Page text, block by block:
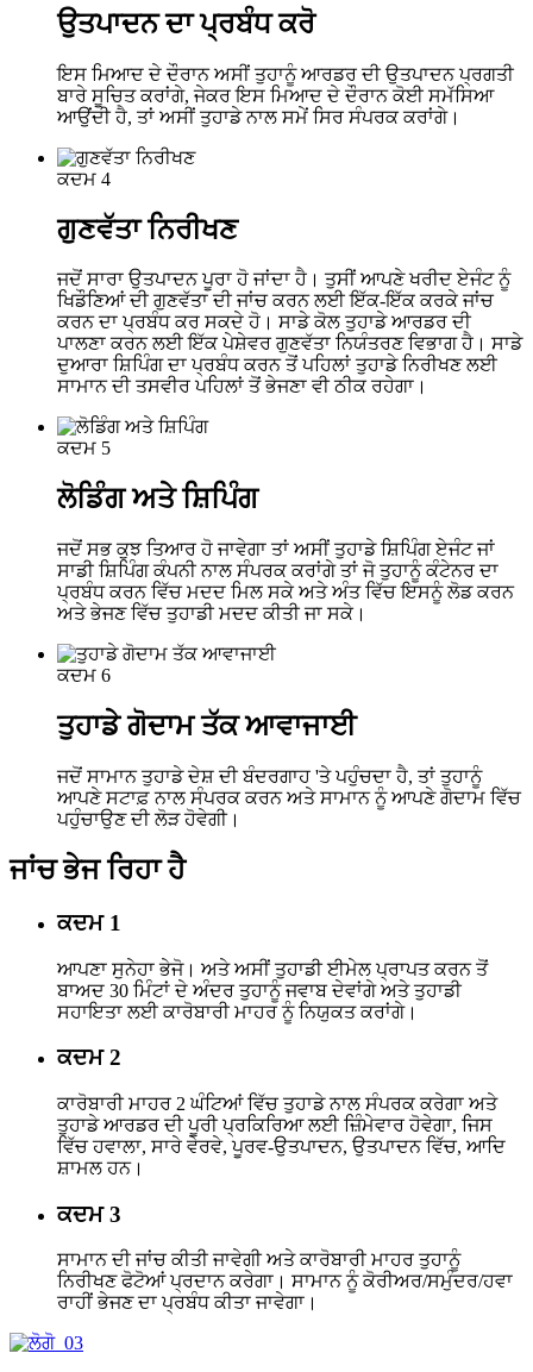
ਉਤਪਾਦਨ ਦਾ ਪ੍ਰਬੰਧ ਕਰੋ
ਇਸ ਮਿਆਦ ਦੇ ਦੌਰਾਨ ਅਸੀਂ ਤੁਹਾਨੂੰ ਆਰਡਰ ਦੀ ਉਤਪਾਦਨ ਪ੍ਰਗਤੀ
ਬਾਰੇ ਸੂਚਿਤ ਕਰਾਂਗੇ, ਜੇਕਰ ਇਸ ਮਿਆਦ ਦੇ ਦੌਰਾਨ ਕੋਈ ਸਮੱਸਿਆ
ਆਉਂਦੀ ਹੈ, ਤਾਂ ਅਸੀਂ ਤੁਹਾਡੇ ਨਾਲ ਸਮੇਂ ਸਿਰ ਸੰਪਰਕ ਕਰਾਂਗੇ।
ਕਦਮ 4
ਗੁਣਵੱਤਾ ਨਿਰੀਖਣ
ਜਦੋਂ ਸਾਰਾ ਉਤਪਾਦਨ ਪੂਰਾ ਹੋ ਜਾਂਦਾ ਹੈ। ਤੁਸੀਂ ਆਪਣੇ ਖਰੀਦ ਏਜੰਟ ਨੂੰ
ਖਿਡੌਣਿਆਂ ਦੀ ਗੁਣਵੱਤਾ ਦੀ ਜਾਂਚ ਕਰਨ ਲਈ ਇੱਕ-ਇੱਕ ਕਰਕੇ ਜਾਂਚ
ਕਰਨ ਦਾ ਪ੍ਰਬੰਧ ਕਰ ਸਕਦੇ ਹੋ। ਸਾਡੇ ਕੋਲ ਤੁਹਾਡੇ ਆਰਡਰ ਦੀ
ਪਾਲਣਾ ਕਰਨ ਲਈ ਇੱਕ ਪੇਸ਼ੇਵਰ ਗੁਣਵੱਤਾ ਨਿਯੰਤਰਣ ਵਿਭਾਗ ਹੈ। ਸਾਡੇ
ਦੁਆਰਾ ਸ਼ਿਪਿੰਗ ਦਾ ਪ੍ਰਬੰਧ ਕਰਨ ਤੋਂ ਪਹਿਲਾਂ ਤੁਹਾਡੇ ਨਿਰੀਖਣ ਲਈ
ਸਾਮਾਨ ਦੀ ਤਸਵੀਰ ਪਹਿਲਾਂ ਤੋਂ ਭੇਜਣਾ ਵੀ ਠੀਕ ਰਹੇਗਾ।
ਕਦਮ 5
ਲੋਡਿੰਗ ਅਤੇ ਸ਼ਿਪਿੰਗ
ਜਦੋਂ ਸਭ ਕੁਝ ਤਿਆਰ ਹੋ ਜਾਵੇਗਾ ਤਾਂ ਅਸੀਂ ਤੁਹਾਡੇ ਸ਼ਿਪਿੰਗ ਏਜੰਟ ਜਾਂ
ਸਾਡੀ ਸ਼ਿਪਿੰਗ ਕੰਪਨੀ ਨਾਲ ਸੰਪਰਕ ਕਰਾਂਗੇ ਤਾਂ ਜੋ ਤੁਹਾਨੂੰ ਕੰਟੇਨਰ ਦਾ
ਪ੍ਰਬੰਧ ਕਰਨ ਵਿੱਚ ਮਦਦ ਮਿਲ ਸਕੇ ਅਤੇ ਅੰਤ ਵਿੱਚ ਇਸਨੂੰ ਲੋਡ ਕਰਨ
ਅਤੇ ਭੇਜਣ ਵਿੱਚ ਤੁਹਾਡੀ ਮਦਦ ਕੀਤੀ ਜਾ ਸਕੇ।
ਕਦਮ 6
ਤੁਹਾਡੇ ਗੋਦਾਮ ਤੱਕ ਆਵਾਜਾਈ
ਜਦੋਂ ਸਾਮਾਨ ਤੁਹਾਡੇ ਦੇਸ਼ ਦੀ ਬੰਦਰਗਾਹ 'ਤੇ ਪਹੁੰਚਦਾ ਹੈ, ਤਾਂ ਤੁਹਾਨੂੰ
ਆਪਣੇ ਸਟਾਫ਼ ਨਾਲ ਸੰਪਰਕ ਕਰਨ ਅਤੇ ਸਾਮਾਨ ਨੂੰ ਆਪਣੇ ਗੋਦਾਮ ਵਿੱਚ
ਪਹੁੰਚਾਉਣ ਦੀ ਲੋੜ ਹੋਵੇਗੀ।
ਜਾਂਚ ਭੇਜ ਰਿਹਾ ਹੈ
ਕਦਮ 1
ਆਪਣਾ ਸੁਨੇਹਾ ਭੇਜੋ। ਅਤੇ ਅਸੀਂ ਤੁਹਾਡੀ ਈਮੇਲ ਪ੍ਰਾਪਤ ਕਰਨ ਤੋਂ
ਬਾਅਦ 30 ਮਿੰਟਾਂ ਦੇ ਅੰਦਰ ਤੁਹਾਨੂੰ ਜਵਾਬ ਦੇਵਾਂਗੇ ਅਤੇ ਤੁਹਾਡੀ
ਸਹਾਇਤਾ ਲਈ ਕਾਰੋਬਾਰੀ ਮਾਹਰ ਨੂੰ ਨਿਯੁਕਤ ਕਰਾਂਗੇ।
ਕਦਮ 2
ਕਾਰੋਬਾਰੀ ਮਾਹਰ 2 ਘੰਟਿਆਂ ਵਿੱਚ ਤੁਹਾਡੇ ਨਾਲ ਸੰਪਰਕ ਕਰੇਗਾ ਅਤੇ
ਤੁਹਾਡੇ ਆਰਡਰ ਦੀ ਪੂਰੀ ਪ੍ਰਕਿਰਿਆ ਲਈ ਜ਼ਿੰਮੇਵਾਰ ਹੋਵੇਗਾ, ਜਿਸ
ਵਿੱਚ ਹਵਾਲਾ, ਸਾਰੇ ਵੇਰਵੇ, ਪੂਰਵ-ਉਤਪਾਦਨ, ਉਤਪਾਦਨ ਵਿੱਚ, ਆਦਿ
ਸ਼ਾਮਲ ਹਨ।
ਕਦਮ 3
ਸਾਮਾਨ ਦੀ ਜਾਂਚ ਕੀਤੀ ਜਾਵੇਗੀ ਅਤੇ ਕਾਰੋਬਾਰੀ ਮਾਹਰ ਤੁਹਾਨੂੰ
ਨਿਰੀਖਣ ਫੋਟੋਆਂ ਪ੍ਰਦਾਨ ਕਰੇਗਾ। ਸਾਮਾਨ ਨੂੰ ਕੋਰੀਅਰ/ਸਮੁੰਦਰ/ਹਵਾ
ਰਾਹੀਂ ਭੇਜਣ ਦਾ ਪ੍ਰਬੰਧ ਕੀਤਾ ਜਾਵੇਗਾ।